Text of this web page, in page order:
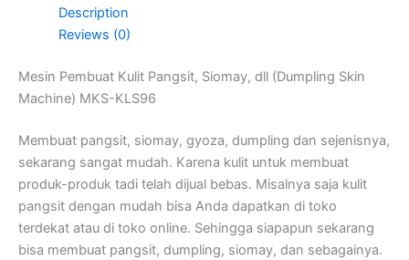
Description
Reviews (0)
Mesin Pembuat Kulit Pangsit, Siomay, dll (Dumpling Skin
Machine) MKS-KLS96
Membuat pangsit, siomay, gyoza, dumpling dan sejenisnya,
sekarang sangat mudah. Karena kulit untuk membuat
produk-produk tadi telah dijual bebas. Misalnya saja kulit
pangsit dengan mudah bisa Anda dapatkan di toko
terdekat atau di toko online. Sehingga siapapun sekarang
bisa membuat pangsit, dumpling, siomay, dan sebagainya.